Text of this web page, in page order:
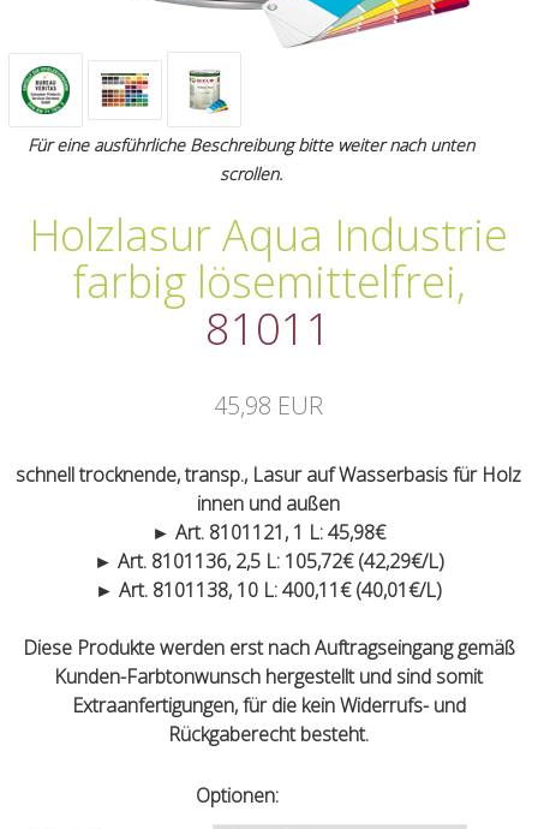
Für eine ausführliche Beschreibung bitte weiter nach unten
scrollen.
Holzlasur Aqua Industrie
farbig lösemittelfrei,
81011
45,98 EUR
schnell trocknende, transp., Lasur auf Wasserbasis für Holz
innen und außen
► Art. 8101121, 1 L: 45,98€
► Art. 8101136, 2,5 L: 105,72€ (42,29€/L)
► Art. 8101138, 10 L: 400,11€ (40,01€/L)
Diese Produkte werden erst nach Auftragseingang gemäß
Kunden-Farbtonwunsch hergestellt und sind somit
Extraanfertigungen, für die kein Widerrufs- und
Rückgaberecht besteht.
Optionen: